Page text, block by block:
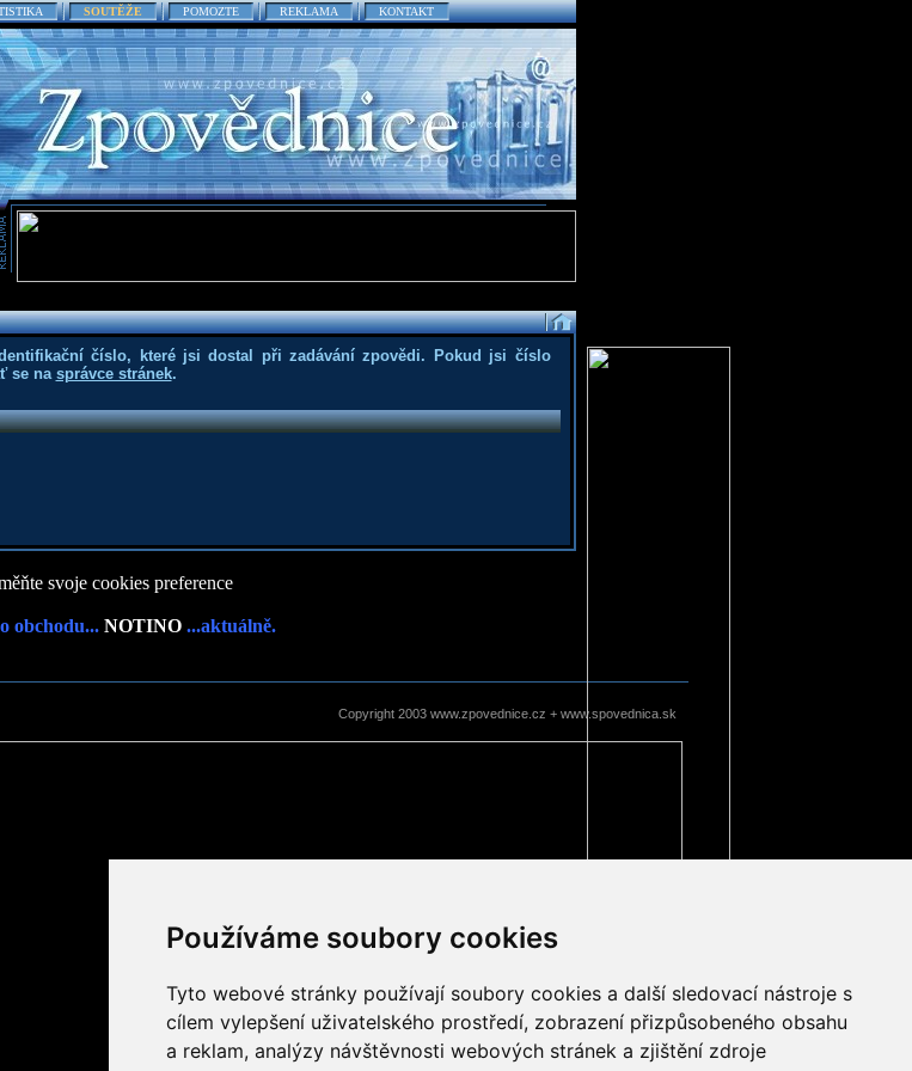
Používáme soubory cookies
Tyto webové stránky používají soubory cookies a další sledovací nástroje s
cílem vylepšení uživatelského prostředí, zobrazení přizpůsobeného obsahu
a reklam, analýzy návštěvnosti webových stránek a zjištění zdroje
SOUTĚŽE POMOZTE REKLAMA KONTAKT
číslo, které jsi dostal při zadávání zpovědi. Pokud jsi číslo
se na správce stránek.
svoje cookies preference
obchodu... NOTINO ...aktuálně.
Copyright 2003 www.zpovednice.cz + www.spovednica.sk